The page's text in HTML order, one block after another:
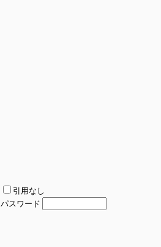
引用なし
パスワード